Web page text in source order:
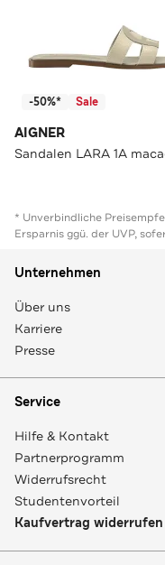
-50%* Sale
AIGNER
* Unverbindliche
Ersparnis ggü. der UVP,
Unternehmen
Über uns
Karriere
Presse
Service
Hilfe & Kontakt
Partnerprogramm
Widerrufsrecht
Studentenvorteil
Kaufvertrag widerrufen